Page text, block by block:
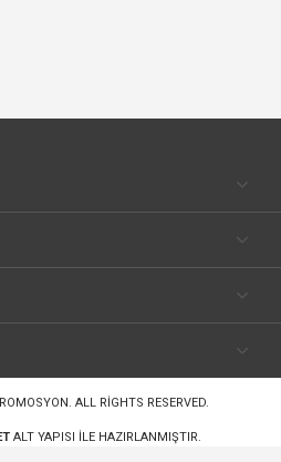
. ALL RIGHTS RESERVED.
ALT YAPISI ILE HAZIRLANMIŞTIR.